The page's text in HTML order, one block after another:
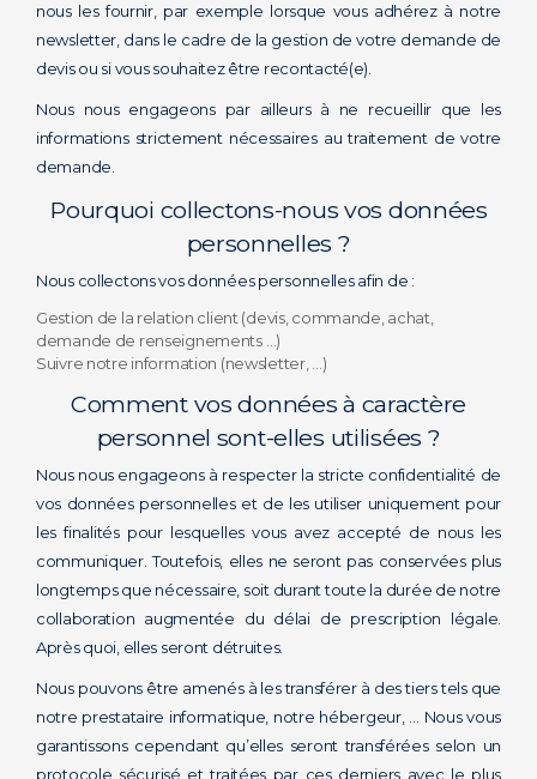
nous les fournir, par exemple lorsque vous adhérez à notre
newsletter, dans le cadre de la gestion de votre demande de
devis ou si vous souhaitez être recontacté(e).
Nous nous engageons par ailleurs à ne recueillir que les
informations strictement nécessaires au traitement de votre
demande.
Pourquoi collectons-nous vos données
personnelles ?
Nous collectons vos données personnelles afin de :
Gestion de la relation client (devis, commande, achat,
demande de renseignements …)
Suivre notre information (newsletter, …)
Comment vos données à caractère
personnel sont-elles utilisées ?
Nous nous engageons à respecter la stricte confidentialité de
vos données personnelles et de les utiliser uniquement pour
les finalités pour lesquelles vous avez accepté de nous les
communiquer. Toutefois, elles ne seront pas conservées plus
longtemps que nécessaire, soit durant toute la durée de notre
collaboration augmentée du délai de prescription légale.
Après quoi, elles seront détruites.
Nous pouvons être amenés à les transférer à des tiers tels que
notre prestataire informatique, notre hébergeur, … Nous vous
garantissons cependant qu’elles seront transférées selon un
protocole sécurisé et traitées par ces derniers avec le plus